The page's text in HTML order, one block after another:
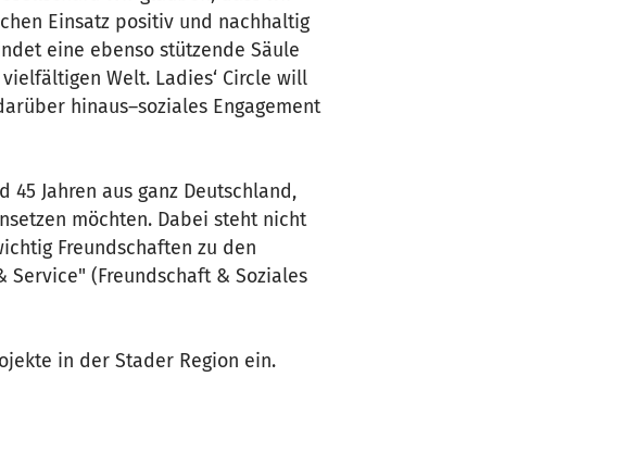
Einsatz positiv und nachhaltig
eine ebenso stützende Säule
Welt. Ladies‘ Circle will
hinaus–soziales Engagement
Jahren aus ganz Deutschland,
möchten. Dabei steht nicht
Freundschaften zu den
Service" (Freundschaft & Soziales
in der Stader Region ein.